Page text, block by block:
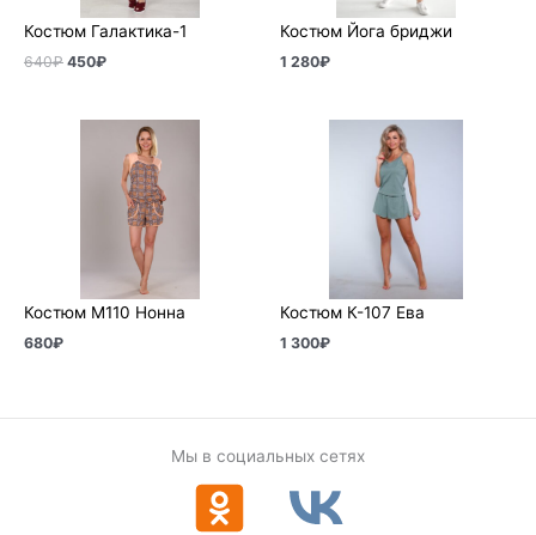
Костюм Галактика-1
640₽ 450₽
Костюм Йога бриджи
1 280₽
Костюм М110 Нонна
680₽
Костюм К-107 Ева
1 300₽
Мы в социальных сетях